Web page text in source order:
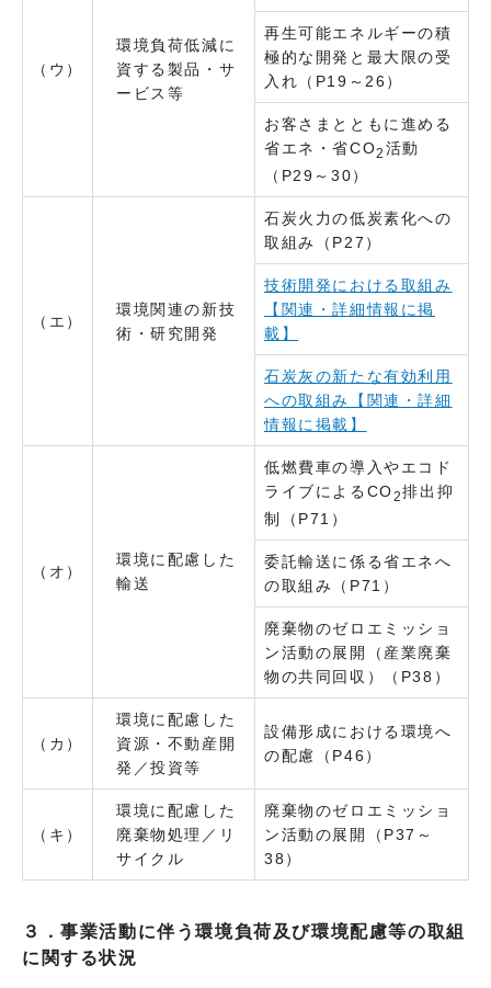
（ウ）
環境負荷低減に
資する製品・サ
ービス等
再生可能エネルギーの積
極的な開発と最大限の受
入れ（P19～26）
お客さまとともに進める
省エネ・省CO2 活動
（P29～30）
（エ）
環境関連の新技
術・研究開発
石炭火力の低炭素化への
取組み（P27）
技術開発における取組み
【関連・詳細情報に掲
載】
石炭灰の新たな有効利用
への取組み【関連・詳細
情報に掲載】
（オ）
環境に配慮した
輸送
低燃費車の導入やエコド
ライブによるCO2排出抑
制（P71）
委託輸送に係る省エネへ
の取組み（P71）
廃棄物のゼロエミッショ
ン活動の展開（産業廃棄
物の共同回収）（P38）
（カ）
環境に配慮した
資源・不動産開
発／投資等
設備形成における環境へ
の配慮（P46）
（キ）
環境に配慮した
廃棄物処理／リ
サイクル
廃棄物のゼロエミッショ
ン活動の展開（P37～
38）
３．事業活動に伴う環境負荷及び環境配慮等の取組
に関する状況